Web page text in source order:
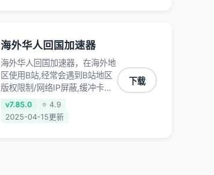
海外华人回国加速器
海外华人回国加速器，在海外地
区使用B站,经常会遇到B站地区
版权限制/网络IP屏蔽,缓冲卡顿
等问题,使用我们的哔哩哔哩专
用回国VPN,可加速解决各类网
v7.85.0
⭐ 4.9
2025-04-15更新
下载